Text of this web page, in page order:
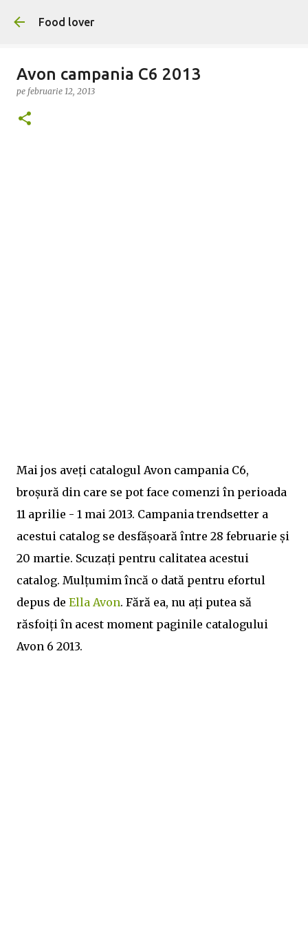
Food lover
Avon campania C6 2013
pe februarie 12, 2013
Mai jos aveți catalogul Avon campania C6,
broșură din care se pot face comenzi în perioada
11 aprilie - 1 mai 2013. Campania trendsetter a
acestui catalog se desfășoară între 28 februarie și
20 martie. Scuzați pentru calitatea acestui
catalog. Mulțumim încă o dată pentru efortul
depus de Ella Avon. Fără ea, nu ați putea să
răsfoiți în acest moment paginile catalogului
Avon 6 2013.